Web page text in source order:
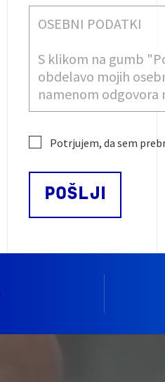
Potrjujem, da sem